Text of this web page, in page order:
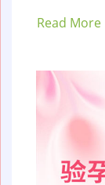
Read More